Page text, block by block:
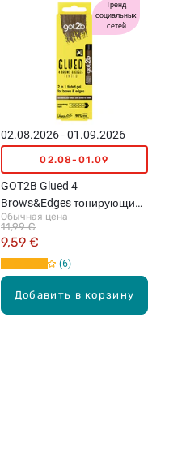
Тренд
социальных
сетей
Добавить в корзину
02.08.2026 - 01.09.2026
02.08-01.09
GOT2B Glued 4
Brows&Edges тонирующий
гель для брови, 16мл
Обычная цена
9,59 €
11,99 €
6